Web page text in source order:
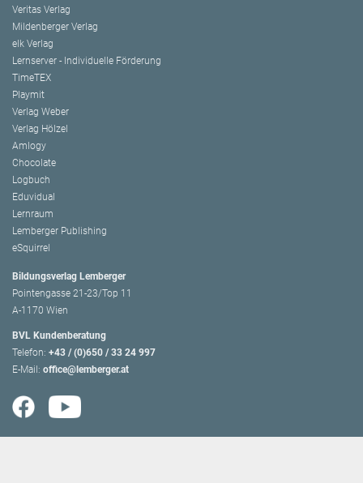
Veritas Verlag
Mildenberger Verlag
elk Verlag
Lernserver - Individuelle Förderung
TimeTEX
Playmit
Verlag Weber
Verlag Hölzel
Amlogy
Chocolate
Logbuch
Eduvidual
Lernraum
Lemberger Publishing
eSquirrel
Bildungsverlag Lemberger
Pointengasse 21-23/Top 11
A-1170 Wien
BVL Kundenberatung
Telefon: +43 / (0)650 / 33 24 997
E-Mail: office@lemberger.at